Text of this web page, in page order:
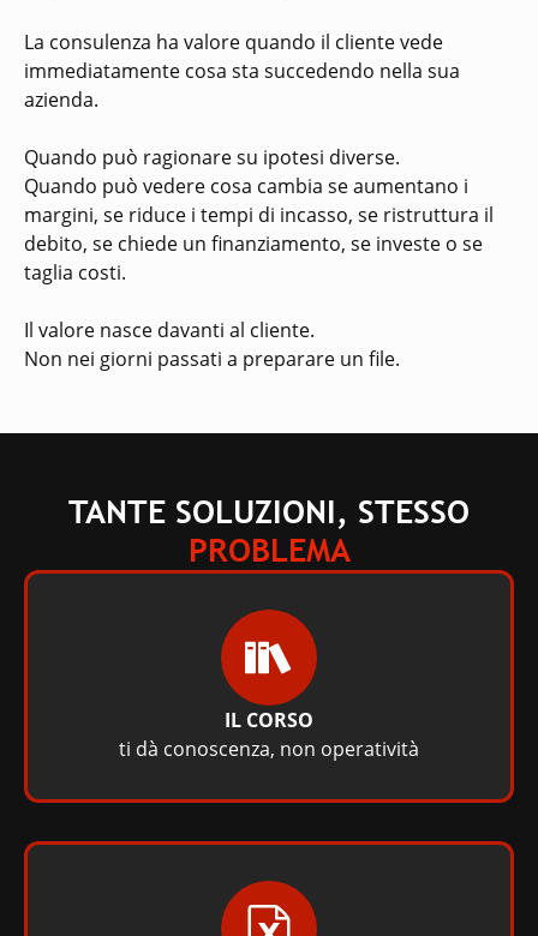
La consulenza ha valore quando il cliente vede
immediatamente cosa sta succedendo nella sua
azienda.
Quando può ragionare su ipotesi diverse.
Quando può vedere cosa cambia se aumentano i
margini, se riduce i tempi di incasso, se ristruttura il
debito, se chiede un finanziamento, se investe o se
taglia costi.
Il valore nasce davanti al cliente.
Non nei giorni passati a preparare un file.
TANTE SOLUZIONI, STESSO
PROBLEMA
IL CORSO
ti dà conoscenza, non operatività